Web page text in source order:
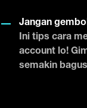
Jangan
Ini tips cara
account lo!
semakin